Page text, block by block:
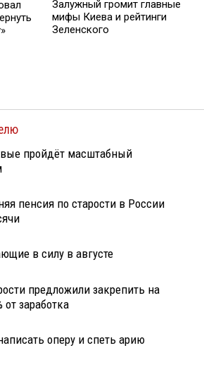
Залужный громит главные
мифы Киева и рейтинги
Зеленского
пройдёт масштабный
пенсия по старости в России
в силу в августе
предложили закрепить на
заработка
оперу и спеть арию